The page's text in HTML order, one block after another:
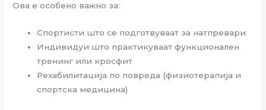
Ова е особено важно за:
Спортисти што се подготвуваат за натпревари
Индивидуи што практикуваат функционален
тренинг или кросфит
Рехабилитација по повреда (физиотерапија и
спортска медицина)